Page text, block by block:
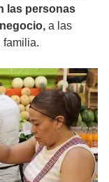
las personas
a las
familia.